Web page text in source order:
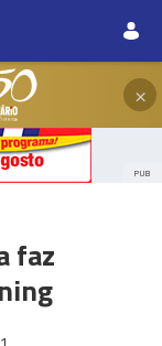
×
PUB
faz